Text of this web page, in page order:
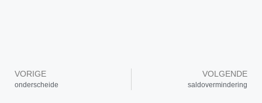
VORIGE
onderscheide
VOLGENDE
saldovermindering